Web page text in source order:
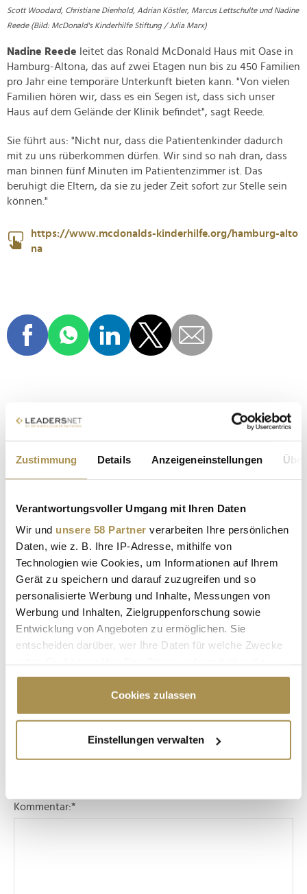
Zustimmung Details Anzeigeneinstellungen
Verantwortungsvoller Umgang mit Ihren Daten
Wir und unsere 58 Partner verarbeiten Ihre persönlichen
Daten, wie z. B. Ihre IP-Adresse, mithilfe von
Technologien wie Cookies, um Informationen auf Ihrem
Gerät zu speichern und darauf zuzugreifen und so
personalisierte Werbung und Inhalte, Messungen von
Werbung und Inhalten, Zielgruppenforschung sowie
Entwicklung von Angeboten zu ermöglichen. Sie
entscheiden darüber, wer Ihre Daten für welche Zwecke
Cookie-Erklärung oder durch Klicken auf das Privacy
Trigger Symbol ändern oder widerrufen
Informationen über Ihre geografische Lage
erfassen, welche bis auf einige Meter genau sein
bestimmten Merkmalen (Fingerprinting) identifizieren
Cookies zulassen
Einstellungen verwalten
Scott Woodard, Christiane Dienhold, Adrian Köstler, Marcus Lettschulte und Nadine
Reede (Bild: McDonald's Kinderhilfe Stiftung / Julia Marx)
Nadine Reede leitet das Ronald McDonald Haus mit Oase in
Hamburg-Altona, das auf zwei Etagen nun bis zu 450 Familien
pro Jahr eine temporäre Unterkunft bieten kann. "Von vielen
Familien hören wir, dass es ein Segen ist, dass sich unser
Haus auf dem Gelände der Klinik befindet", sagt Reede.
Sie führt aus: "Nicht nur, dass die Patientenkinder dadurch
mit zu uns rüberkommen dürfen. Wir sind so nah dran, dass
man binnen fünf Minuten im Patientenzimmer ist. Das
beruhigt die Eltern, da sie zu jeder Zeit sofort zur Stelle sein
können."
https://www.mcdonalds-kinderhilfe.org/hamburg-alto
na
MCDONALD'S
KINDERHILFE STIFTUNG
RONALD MCDONALD HAUS
RONALD MCDONALD HÄUSER HAMBURG
ALTONA KINDERKRANKENHAUS
LAURA PAPENDICK MARYAM BLUMENTAL
NADINE REEDE ZWEITE ETAGE
Kommentar veröffentlichen
Kommentar:*